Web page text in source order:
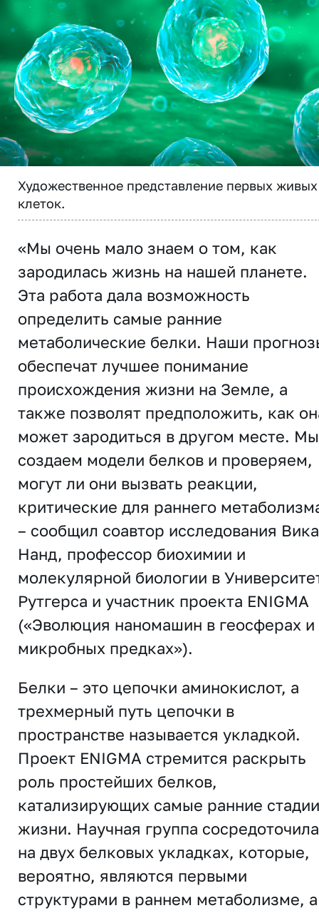
Художественное представление первых живых
клеток.
«Мы очень мало знаем о том, как
зародилась жизнь на нашей планете.
Эта работа дала возможность
определить самые ранние
метаболические белки. Наши
обеспечат лучшее понимание
происхождения жизни на Земле, а
также позволят предположить, как
может зародиться в другом месте. Мы
создаем модели белков и проверяем,
могут ли они вызвать реакции,
критические для раннего
– сообщил соавтор исследования
Нанд, профессор биохимии и
молекулярной биологии в
Рутгерса и участник проекта ENIGMA
(«Эволюция наномашин в геосферах и
микробных предках»).
Белки – это цепочки аминокислот, а
трехмерный путь цепочки в
пространстве называется укладкой.
Проект ENIGMA стремится раскрыть
роль простейших белков,
катализирующих самые ранние стадии
жизни. Научная группа
на двух белковых укладках, которые,
вероятно, являются первыми
структурами в раннем метаболизме, а